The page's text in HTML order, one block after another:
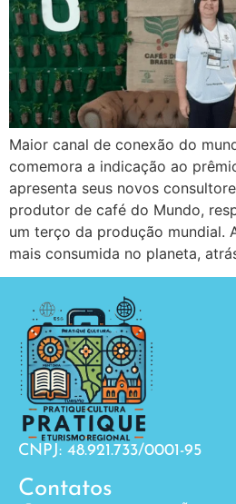
Maior canal de conexão do
comemora a indicação ao
apresenta seus novos
produtor de café do Mundo,
um terço da produção mundial.
mais consumida no planeta,
CNPJ: 48.921.733/0001-95
Contatos